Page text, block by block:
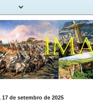
de setembro de 2025